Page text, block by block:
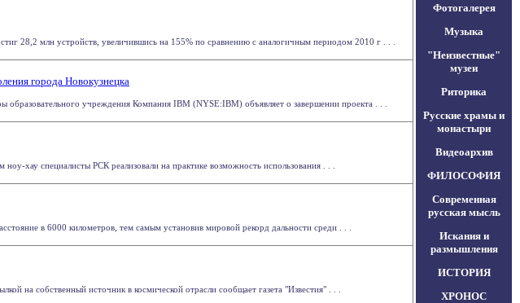
28,2 млн устройств, увеличившись на 155% по сравнению с аналогичным периодом 2010 г . . .
города Новокузнецка
учреждения Компания IBM (NYSE:IBM) объявляет о завершении проекта . . .
хау специалисты РСК реализовали на практике возможность использования . . .
в 6000 километров, тем самым установив мировой рекорд дальности среди . . .
на собственный источник в космической отрасли сообщает газета "Известия" . . .
Фотогалерея
Музыка
"Неизвестные"
музеи
Риторика
Русские храмы и
монастыри
Видеоархив
ФИЛОСОФИЯ
Современная
русская мысль
Искания и
размышления
ИСТОРИЯ
ХРОНОС